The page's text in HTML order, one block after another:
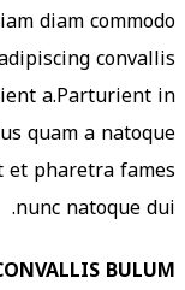
diam commodo
convallis
a.Parturient in
quam a natoque
pharetra fames
nunc natoque dui.
BULUM